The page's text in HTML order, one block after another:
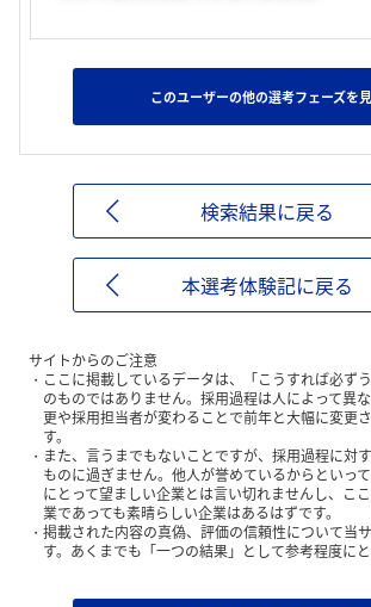
このユーザーの他の選考フェーズを
検索結果に戻る
本選考体験記に戻る
サイトからのご注意
ここに掲載しているデータは、「こうすれば必ず
のものではありません。採用過程は人によって異
更や採用担当者が変わることで前年と大幅に変更
す。
また、言うまでもないことですが、採用過程に対
ものに過ぎません。他人が誉めているからといっ
にとって望ましい企業とは言い切れませんし、こ
業であっても素晴らしい企業はあるはずです。
掲載された内容の真偽、評価の信頼性について当
す。あくまでも「一つの結果」として参考程度にと